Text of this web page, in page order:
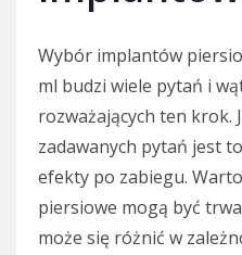
Wybór implantów
ml budzi wiele pytań i
rozważających ten krok.
zadawanych pytań jest
efekty po zabiegu.
piersiowe mogą być
może się różnić w